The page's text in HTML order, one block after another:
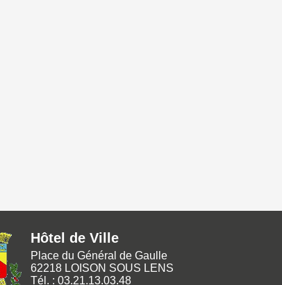
Hôtel de Ville
Place du Général de Gaulle
62218 LOISON SOUS LENS
Tél. : 03.21.13.03.48